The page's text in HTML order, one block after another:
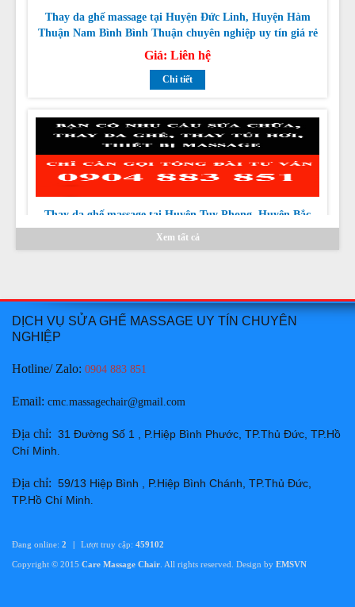
nhất
Giá:Liên hệ
Chi tiết
Thay da ghế massage tại Huyện Tuy Phong, Huyện Bắc
Bình Bình Thuận chuyên nghiệp uy tín giá rẻ nhất
Giá:Liên hệ
Chi tiết
Thay da ghế massage tại Huyện Hàm Thuận Bắc Bình
Giá:Liên hệ
Chi tiết
Thay da ghế massage tại Thành phố Phan Thiết Bình
Xem tất cả
DỊCH VỤ SỬA GHẾ MASSAGE UY TÍN CHUYÊN
NGHIỆP
Hotline/ Zalo: 0904 883 851
Email: cmc.massagechair@gmail.com
Địa chỉ: 31 Đường Số 1 , P.Hiệp Bình Phước, TP.Thủ Đức, TP.Hồ
Chí Minh
Địa chỉ: 59/13 Hiệp Bình , P.Hiệp Bình Chánh, TP.Thủ Đức,
TP.Hồ Chí Minh
Đang online: 2 | Lượt truy cập: 459102
Copyright © 2015 Care Massage Chair . All rights reserved. Design by EMSVN